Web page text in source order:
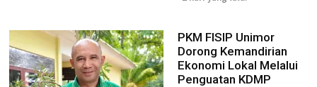
PKM FISIP Unimor
Dorong Kemandirian
Ekonomi Lokal Melalui
Penguatan KDMP